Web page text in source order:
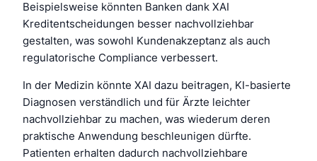
Beispielsweise könnten Banken dank XAI
Kreditentscheidungen besser nachvollziehbar
gestalten, was sowohl Kundenakzeptanz als auch
regulatorische Compliance verbessert.
In der Medizin könnte XAI dazu beitragen, KI-basierte
Diagnosen verständlich und für Ärzte leichter
nachvollziehbar zu machen, was wiederum deren
praktische Anwendung beschleunigen dürfte.
Patienten erhalten dadurch nachvollziehbare